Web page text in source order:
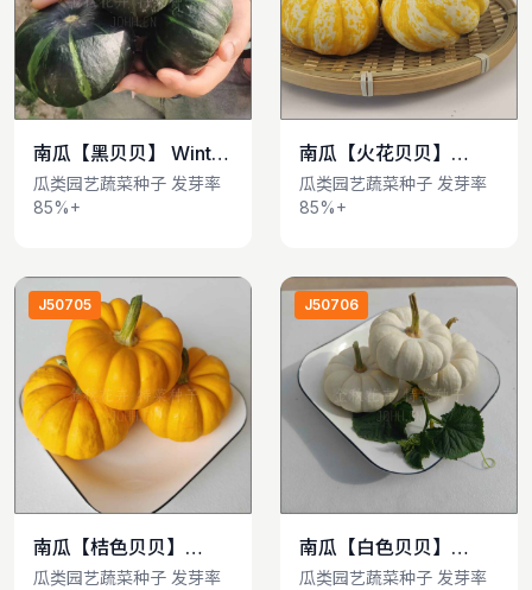
查看详情
南瓜【黑贝贝】 Winter
Squash
瓜类园艺蔬菜种子 发芽率
85%+
查看详情
南瓜【火花贝贝】
Winter Squash
瓜类园艺蔬菜种子 发芽率
85%+
J50705
查看详情
南瓜【桔色贝贝】
Winter Squash
瓜类园艺蔬菜种子 发芽率
J50706
查看详情
南瓜【白色贝贝】
Winter Squash
瓜类园艺蔬菜种子 发芽率